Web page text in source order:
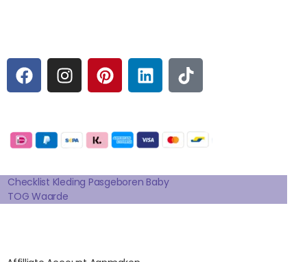
F
A
C
B
O
O
K
I
N
S
A
R
A
M
P
I
N
E
R
E
S
T
L
I
N
E
D
I
N
T
I
K
O
K
Checklist Kleding Pasgeboren Baby
TOG Waarde